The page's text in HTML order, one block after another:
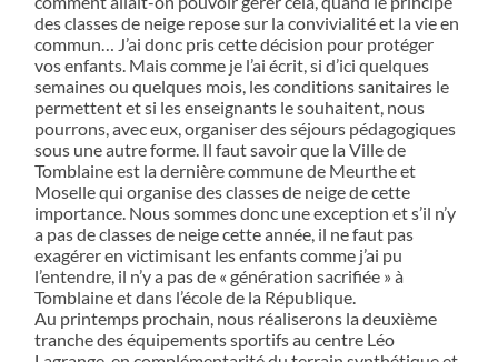
des classes de neige repose sur la convivialité et la vie en
commun… J’ai donc pris cette décision pour protéger
vos enfants. Mais comme je l’ai écrit, si d’ici quelques
semaines ou quelques mois, les conditions sanitaires le
permettent et si les enseignants le souhaitent, nous
pourrons, avec eux, organiser des séjours pédagogiques
sous une autre forme. Il faut savoir que la Ville de
Tomblaine est la dernière commune de Meurthe et
Moselle qui organise des classes de neige de cette
importance. Nous sommes donc une exception et s’il n’y
a pas de classes de neige cette année, il ne faut pas
exagérer en victimisant les enfants comme j’ai pu
l’entendre, il n’y a pas de « génération sacrifiée » à
Tomblaine et dans l’école de la République.
Au printemps prochain, nous réaliserons la deuxième
tranche des équipements sportifs au centre Léo